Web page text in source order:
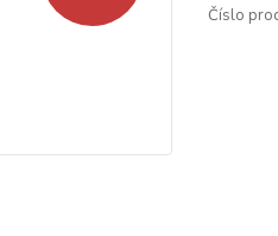
Číslo